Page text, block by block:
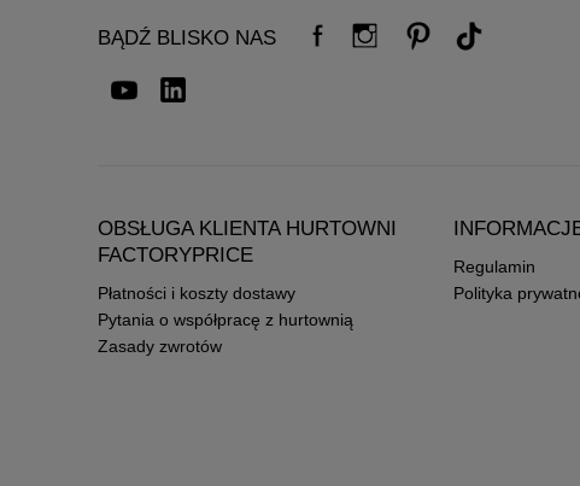
BĄDŹ BLISKO NAS
OBSŁUGA KLIENTA HURTOWNI
FACTORYPRICE
Płatności i koszty dostawy
Pytania o współpracę z hurtownią
Zasady zwrotów
Regulamin
Polityka